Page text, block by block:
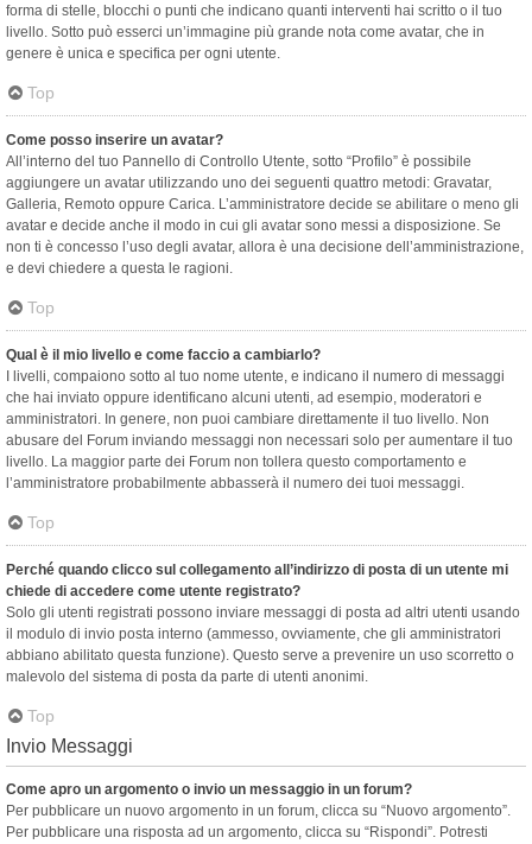
forma di stelle, blocchi o punti che indicano quanti interventi hai scritto o il tuo
livello. Sotto può esserci un’immagine più grande nota come avatar, che in
genere è unica e specifica per ogni utente.
Top
Come posso inserire un avatar?
All’interno del tuo Pannello di Controllo Utente, sotto “Profilo” è possibile
aggiungere un avatar utilizzando uno dei seguenti quattro metodi: Gravatar,
Galleria, Remoto oppure Carica. L’amministratore decide se abilitare o meno gli
avatar e decide anche il modo in cui gli avatar sono messi a disposizione. Se
non ti è concesso l’uso degli avatar, allora è una decisione dell’amministrazione,
e devi chiedere a questa le ragioni.
Top
Qual è il mio livello e come faccio a cambiarlo?
I livelli, compaiono sotto al tuo nome utente, e indicano il numero di messaggi
che hai inviato oppure identificano alcuni utenti, ad esempio, moderatori e
amministratori. In genere, non puoi cambiare direttamente il tuo livello. Non
abusare del Forum inviando messaggi non necessari solo per aumentare il tuo
livello. La maggior parte dei Forum non tollera questo comportamento e
l’amministratore probabilmente abbasserà il numero dei tuoi messaggi.
Top
Perché quando clicco sul collegamento all’indirizzo di posta di un utente mi
chiede di accedere come utente registrato?
Solo gli utenti registrati possono inviare messaggi di posta ad altri utenti usando
il modulo di invio posta interno (ammesso, ovviamente, che gli amministratori
abbiano abilitato questa funzione). Questo serve a prevenire un uso scorretto o
malevolo del sistema di posta da parte di utenti anonimi.
Top
Invio Messaggi
Come apro un argomento o invio un messaggio in un forum?
Per pubblicare un nuovo argomento in un forum, clicca su “Nuovo argomento”.
Per pubblicare una risposta ad un argomento, clicca su “Rispondi”. Potresti